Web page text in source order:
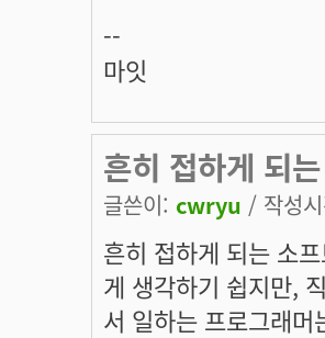
--
마잇
흔히 접하게 되는
글쓴이: cwryu / 작성
흔히 접하게 되는 소
게 생각하기 쉽지만,
서 일하는 프로그래